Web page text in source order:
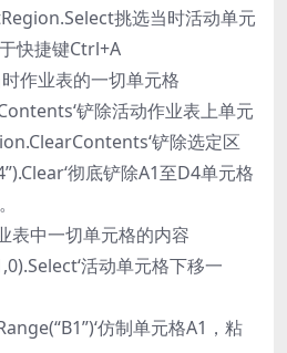
挑选当时活动单元
快捷键Ctrl+A
作业表的一切单元格
铲除活动作业表上单元
铲除选定区
彻底铲除A1至D4单元格
表中一切单元格的内容
活动单元格下移一
仿制单元格A1，粘